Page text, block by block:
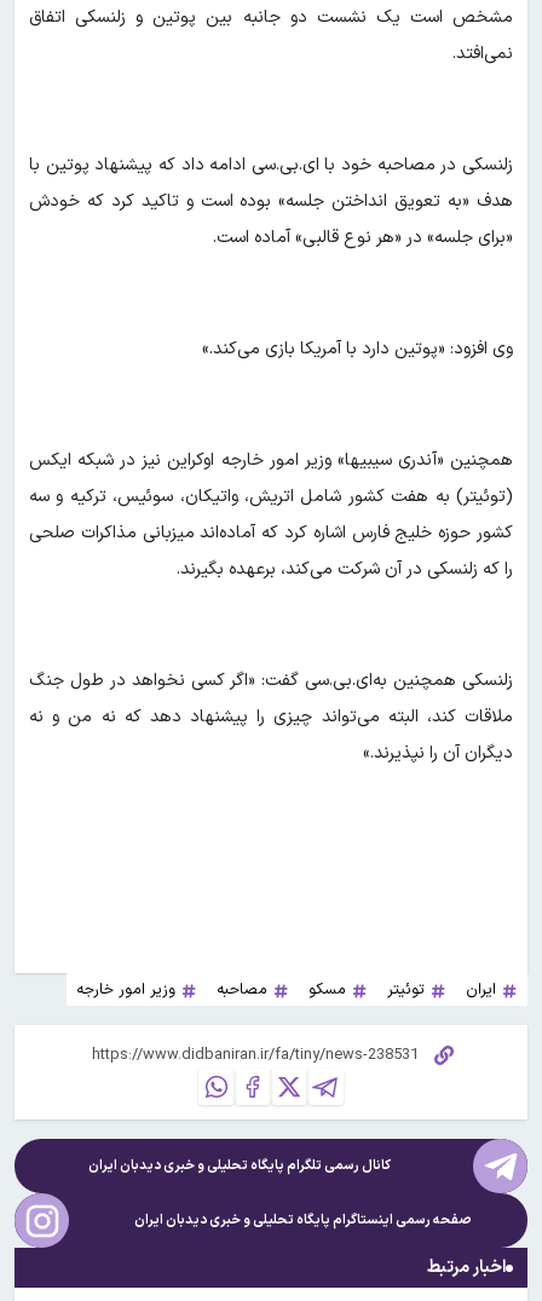
مشخص است یک نشست دو جانبه بین پوتین و زلنسکی اتفاق
نمی‌افتد.
زلنسکی در مصاحبه خود با ای.بی.سی ادامه داد که پیشنهاد پوتین با
هدف «به تعویق انداختن جلسه» بوده است و تاکید کرد که خودش
«برای جلسه» در «هر نوع قالبی» آماده است.
وی افزود: «پوتین دارد با آمریکا بازی می‌کند.»
همچنین «آندری سیبیها» وزیر امور خارجه اوکراین نیز در شبکه ایکس
(توئیتر) به هفت کشور شامل اتریش، واتیکان، سوئیس، ترکیه و سه
کشور حوزه خلیج فارس اشاره کرد که آماده‌اند میزبانی مذاکرات صلحی
را که زلنسکی در آن شرکت می‌کند، برعهده بگیرند.
زلنسکی همچنین به‌ای.بی.سی گفت: «اگر کسی نخواهد در طول جنگ
ملاقات کند، البته می‌تواند چیزی را پیشنهاد دهد که نه من و نه
دیگران آن را نپذیرند.»
ایران توئیتر مسکو مصاحبه وزیر امور خارجه
کانال رسمی تلگرام پایگاه تحلیلی و خبریدیدبان ایران
صفحه رسمی اینستاگرام پایگاه تحلیلی و خبریدیدبان ایران
اخبار مرتبط